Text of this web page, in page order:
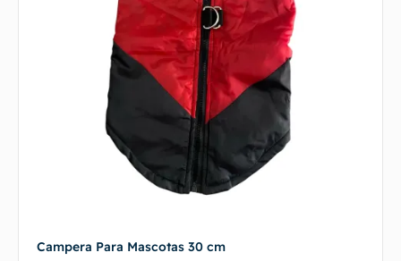
Campera Para Mascotas 30 cm